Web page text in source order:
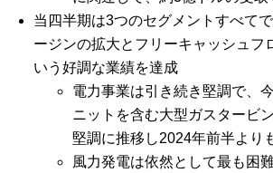
当四半期は3つのセグメントすべて
ージンの拡大とフリーキャッシュフ
いう好調な業績を達成
電力事業は引き続き堅調で、
ニットを含む大型ガスタービ
堅調に推移し2024年前半より
風力発電は依然として最も困